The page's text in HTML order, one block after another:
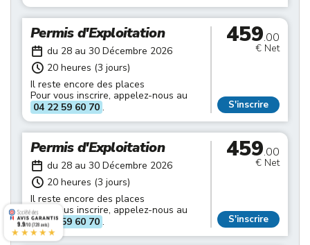
Permis d'Exploitation
du 28 au 30 Décembre 2026
20 heures (3 jours)
Il reste encore des places
Pour vous inscrire, appelez-nous au
04 22 59 60 70 .
459.00
€ Net
S'inscrire
Permis d'Exploitation
du 28 au 30 Décembre 2026
20 heures (3 jours)
Il reste encore des places
Pour vous inscrire, appelez-nous au
04 22 59 60 70 .
459.00
€ Net
S'inscrire
9.9/10 (728 avis)
★★★★★